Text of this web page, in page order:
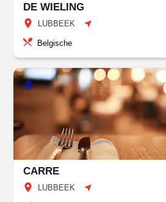
DE WIELING
LUBBEEK
Belgische
CARRE
LUBBEEK